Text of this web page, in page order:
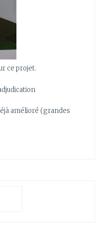
ce projet.
amélioré (grandes